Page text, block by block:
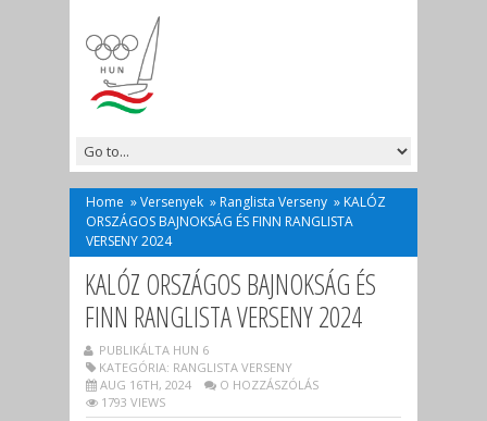
Home »Versenyek » Ranglista Verseny » KALÓZ
ORSZÁGOS BAJNOKSÁG ÉS FINN RANGLISTA
VERSENY 2024
KALÓZ ORSZÁGOS BAJNOKSÁG ÉS
FINN RANGLISTA VERSENY 2024
PUBLIKÁLTA HUN 6
KATEGÓRIA: RANGLISTA VERSENY
AUG 16TH, 2024
O HOZZÁSZÓLÁS
1793 VIEWS